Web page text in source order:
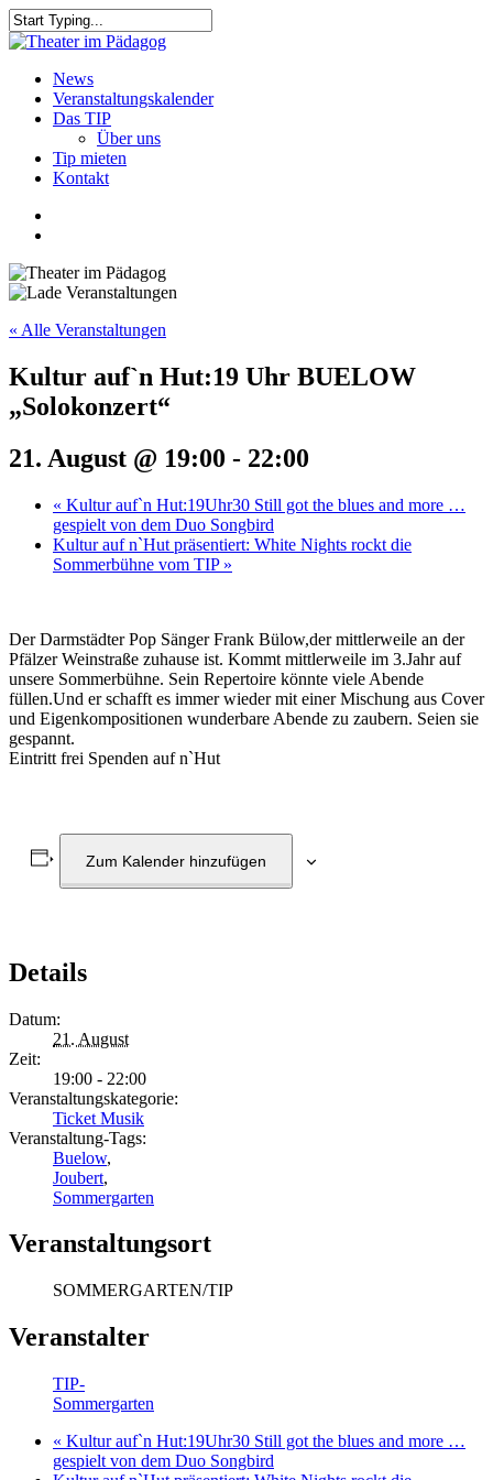
Skip
to
content
Close
search
Menu
News
Veranstaltungskalender
Das TIP
Über uns
Tip mieten
Kontakt
« Alle Veranstaltungen
Kultur auf`n Hut:19 Uhr BUELOW
„Solokonzert“
21. August @ 19:00 - 22:00
« Kultur auf`n Hut:19Uhr30 Still got the blues and more …
gespielt von dem Duo Songbird
Kultur auf n`Hut präsentiert: White Nights rockt die
Sommerbühne vom TIP »
Der Darmstädter Pop Sänger Frank Bülow,der mittlerweile an der
Pfälzer Weinstraße zuhause ist. Kommt mittlerweile im 3.Jahr auf
unsere Sommerbühne. Sein Repertoire könnte viele Abende
füllen.Und er schafft es immer wieder mit einer Mischung aus Cover
und Eigenkompositionen wunderbare Abende zu zaubern. Seien sie
gespannt.
Eintritt frei Spenden auf n`Hut
Zum Kalender hinzufügen
Details
Datum:
21. August
Zeit:
19:00 - 22:00
Veranstaltungskategorie:
Ticket Musik
Veranstaltung-Tags:
Buelow,
Joubert,
Sommergarten
Veranstaltungsort
SOMMERGARTEN/TIP
Veranstalter
TIP-
Sommergarten
« Kultur auf`n Hut:19Uhr30 Still got the blues and more …
gespielt von dem Duo Songbird